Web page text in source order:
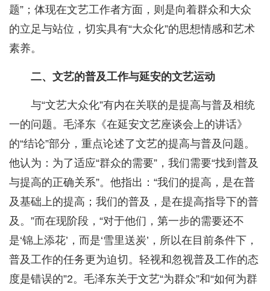
题”；体现在文艺工作者方面，则是向着群众和大众
的立足与站位，切实具有“大众化”的思想情感和艺术
素养。
二、文艺的普及工作与延安的文艺运动
与“文艺大众化”有内在关联的是提高与普及相统
一的问题。毛泽东《在延安文艺座谈会上的讲话》
的“结论”部分，重点论述了文艺的提高与普及问题。
他认为：为了适应“群众的需要”，我们需要“找到普及
与提高的正确关系”。他指出：“我们的提高，是在普
及基础上的提高；我们的普及，是在提高指导下的普
及。”而在现阶段，“对于他们，第一步的需要还不
是‘锦上添花’，而是‘雪里送炭’，所以在目前条件下，
普及工作的任务更为迫切。轻视和忽视普及工作的态
度是错误的”2。毛泽东关于文艺“为群众”和“如何为群